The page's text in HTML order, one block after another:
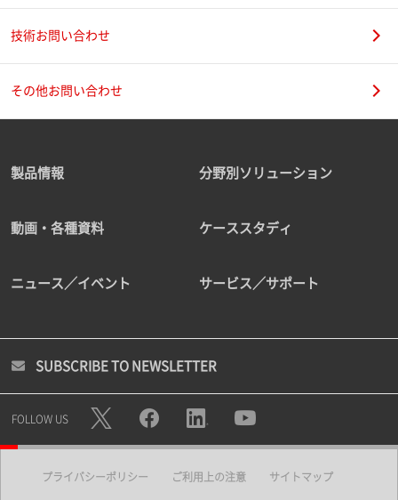
技術お問い合わせ
その他お問い合わせ
製品情報 分野別ソリューション
動画・各種資料 ケーススタディ
ニュース／イベント サービス／サポート
SUBSCRIBE TO NEWSLETTER
FOLLOW US
プライバシーポリシー ご利用上の注意 サイトマップ